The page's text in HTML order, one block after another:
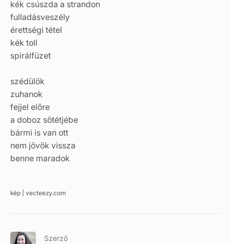
kék csúszda a strandon
fulladásveszély
érettségi tétel
kék toll
spirálfüzet
szédülök
zuhanok
fejjel előre
a doboz sötétjébe
bármi is van ott
nem jövök vissza
benne maradok
kép | vecteezy.com
Szerző